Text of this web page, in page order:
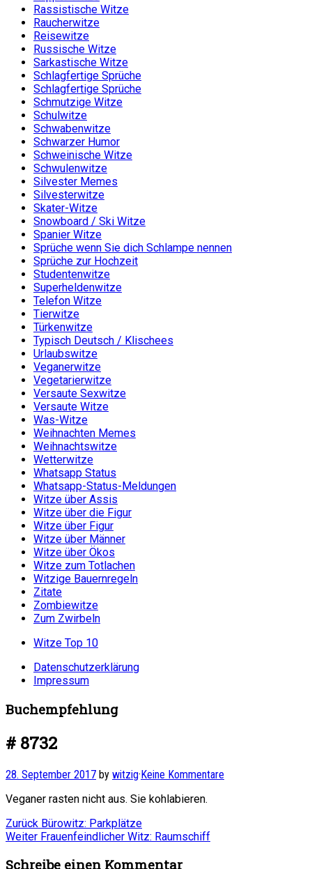
Rassistische Witze
Raucherwitze
Reisewitze
Russische Witze
Sarkastische Witze
Schlagfertige Sprüche
Schlagfertige Sprüche
Schmutzige Witze
Schulwitze
Schwabenwitze
Schwarzer Humor
Schweinische Witze
Schwulenwitze
Silvester Memes
Silvesterwitze
Skater-Witze
Snowboard / Ski Witze
Spanier Witze
Sprüche wenn Sie dich Schlampe nennen
Sprüche zur Hochzeit
Studentenwitze
Superheldenwitze
Telefon Witze
Tierwitze
Türkenwitze
Typisch Deutsch / Klischees
Urlaubswitze
Veganerwitze
Vegetarierwitze
Versaute Sexwitze
Versaute Witze
Was-Witze
Weihnachten Memes
Weihnachtswitze
Wetterwitze
Whatsapp Status
Whatsapp-Status-Meldungen
Witze über Assis
Witze über die Figur
Witze über Figur
Witze über Männer
Witze über Ökos
Witze zum Totlachen
Witzige Bauernregeln
Zitate
Zombiewitze
Zum Zwirbeln
Witze Top 10
Datenschutzerklärung
Impressum
Buchempfehlung
# 8732
28. September 2017 by witzig·Keine Kommentare
Veganer rasten nicht aus. Sie kohlabieren.
Beitragsnavigation
Zurück Vorheriger
Beitrag:
Bürowitz: Parkplätze
Weiter Nächster
Frauenfeindlicher Witz: Raumschiff
Schreibe einen Kommentar